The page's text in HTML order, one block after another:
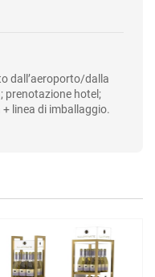
dall’aeroporto/dalla
prenotazione hotel;
linea di imballaggio.